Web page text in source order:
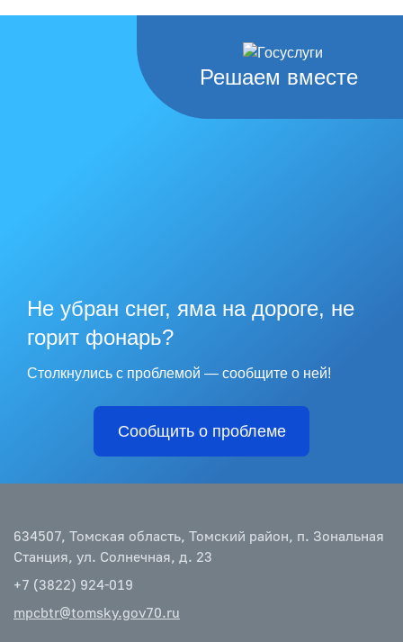
Решаем вместе
Не убран снег, яма на дороге, не
горит фонарь?
Столкнулись с проблемой — сообщите о ней!
Сообщить о проблеме
634507, Томская область, Томский район, п. Зональная
Станция, ул. Солнечная, д. 23
+7 (3822) 924-019
mpcbtr@tomsky.gov70.ru